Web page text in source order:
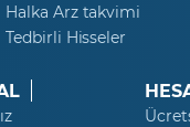
Halka Arz takvimi
Tedbirli Hisseler